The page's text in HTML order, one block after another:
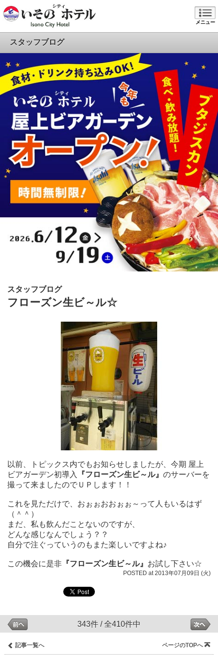
メニュー
スタッフブログ
スタッフブログ
フローズン生ビ～ル☆
以前、トピックス内でもお知らせしましたが、今期 屋上
ビアガーデン初導入
『フローズン生ビ～ル』 のサーバーを
撮って来ましたのでＵＰします！！
これを見ただけで、おぉぉおおぉぉ～って人もいるはず
（＾＾）
まだ、私も飲んだことないのですが、
どんな感じなんでしょう？？
自分で注ぐっていうのもまた楽しいですよね♪
この機会に是非 『フローズン生ビ～ル』 お試し下さい☆
POSTED at 2013年07月09日 (火)
343件 / 全410件中
記事一覧へ ページのTOPへ